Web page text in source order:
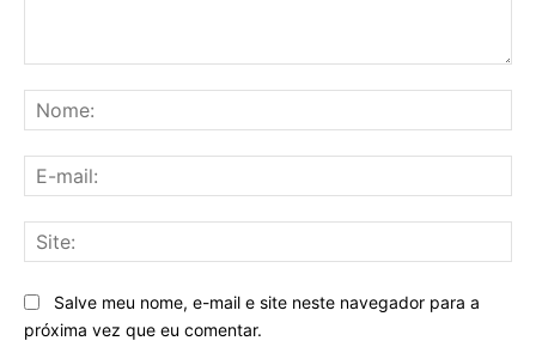
Salve meu nome, e-mail e site neste navegador para a
próxima vez que eu comentar.